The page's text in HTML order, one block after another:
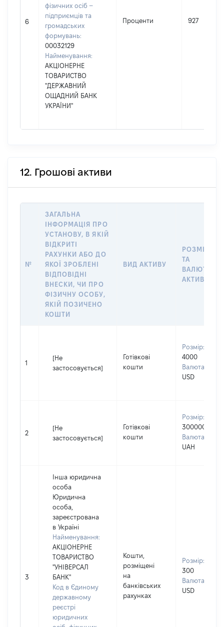
6
фізичних осіб –
підприємців та
громадських
формувань:
00032129
Найменування:
АКЦІОНЕРНЕ
ТОВАРИСТВО
"ДЕРЖАВНИЙ
ОЩАДНИЙ БАНК
УКРАЇНИ"
Проценти 927
12. Грошові активи
№
ЗАГАЛЬНА
ІНФОРМАЦІЯ ПРО
УСТАНОВУ, В ЯКІЙ
ВІДКРИТІ
РАХУНКИ АБО ДО
ЯКОЇ ЗРОБЛЕНІ
ВІДПОВІДНІ
ВНЕСКИ, ЧИ ПРО
ФІЗИЧНУ ОСОБУ,
ЯКІЙ ПОЗИЧЕНО
КОШТИ
ВИД АКТИВУ
РОЗМІР
ТА
ВАЛЮТА
АКТИВУ
1
[Не
застосовується]
Готівкові
кошти
Розмір:
4000
Валюта:
USD
2
[Не
застосовується]
Готівкові
кошти
Розмір:
300000
Валюта:
UAH
3
Інша юридична
особа
Юридична
особа,
зареєстрована
в Україні
Найменування:
АКЦІОНЕРНЕ
ТОВАРИСТВО
"УНІВЕРСАЛ
БАНК"
Код в Єдиному
державному
реєстрі
юридичних
Кошти,
розміщені
на
банківських
рахунках
Розмір:
300
Валюта:
USD